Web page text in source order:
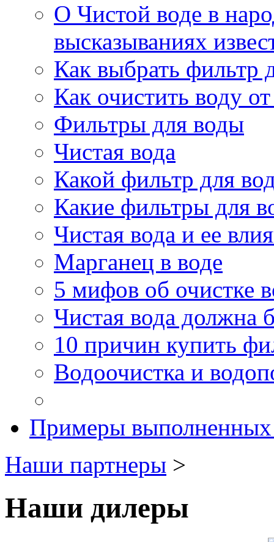
О Чистой воде в
высказываниях
Как выбрать фильтр
Как очистить воду
Фильтры для воды
Чистая вода
Какой фильтр для
Какие фильтры для
Чистая вода и ее
Марганец в воде
5 мифов об очистке
Чистая вода должна
10 причин купить
Водоочистка и
Примеры выполненных
Наши партнеры >
Наши дилеры